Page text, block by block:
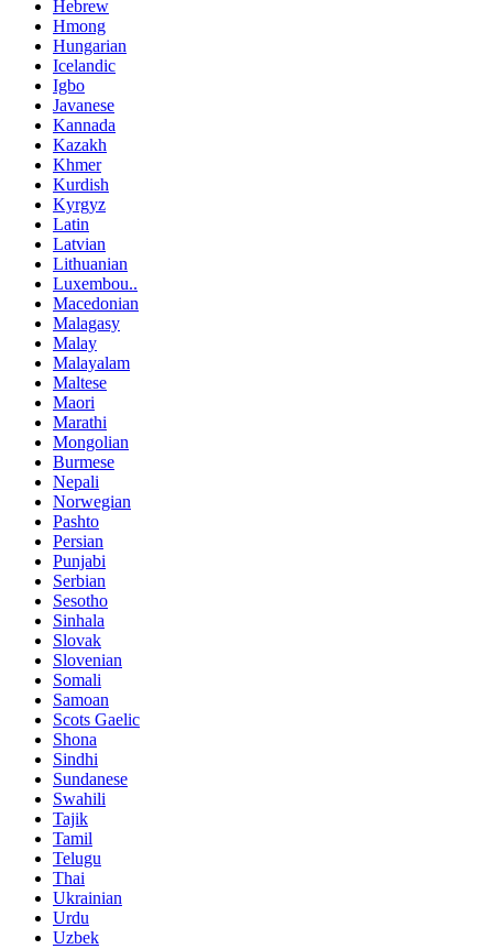
Hebrew
Hmong
Hungarian
Icelandic
Igbo
Javanese
Kannada
Kazakh
Khmer
Kurdish
Kyrgyz
Latin
Latvian
Lithuanian
Luxembou..
Macedonian
Malagasy
Malay
Malayalam
Maltese
Maori
Marathi
Mongolian
Burmese
Nepali
Norwegian
Pashto
Persian
Punjabi
Serbian
Sesotho
Sinhala
Slovak
Slovenian
Somali
Samoan
Scots Gaelic
Shona
Sindhi
Sundanese
Swahili
Tajik
Tamil
Telugu
Thai
Ukrainian
Urdu
Uzbek